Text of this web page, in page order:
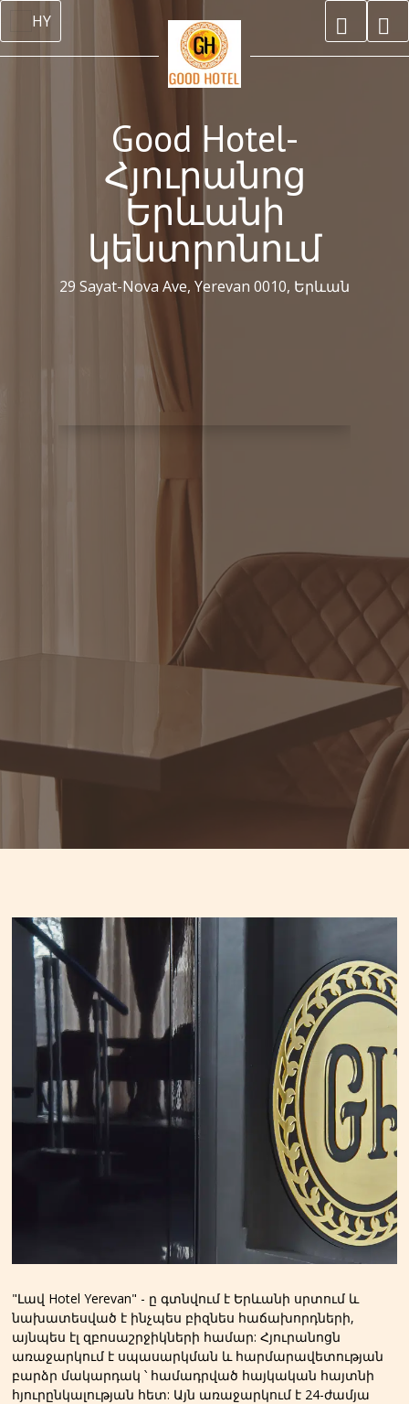
HY
Good Hotel-
Հյուրանոց
Երևանի
կենտրոնում
29 Sayat-Nova Ave, Yerevan 0010, Երևան
"Լավ Hotel Yerevan" - ը գտնվում է Երևանի սրտում և
նախատեսված է ինչպես բիզնես հաճախորդների,
այնպես էլ զբոսաշրջիկների համար: Հյուրանոցն
առաջարկում է սպասարկման և հարմարավետության
բարձր մակարդակ ՝ համադրված հայկական հայտնի
հյուրընկալության հետ: Այն առաջարկում է 24-ժամյա